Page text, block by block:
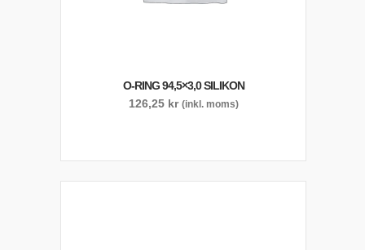
O-RING 94,5×3,0 SILIKON
126,25 kr (inkl. moms)